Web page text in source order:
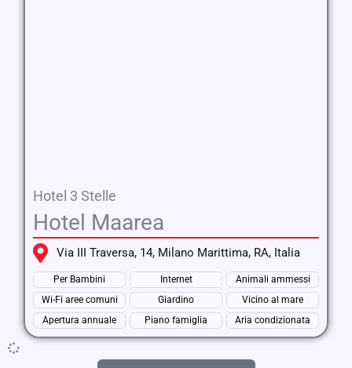
Hotel 3 Stelle
Hotel Maarea
Via III Traversa, 14, Milano Marittima, RA, Italia
Per Bambini Internet
Animali ammessi
Wi-Fi aree comuni
Giardino
Vicino al mare
Apertura annuale
Piano famiglia Aria condizionata